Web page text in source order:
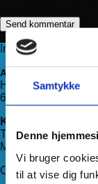
Samtykke
Denne
Vi bruger
til at vise dig
Information
Adresse
Haderslevvej 78, st.
6200 Aabenraa
Kontakt os
Telefon:71 99 75
Mail:
CVR: 33994680